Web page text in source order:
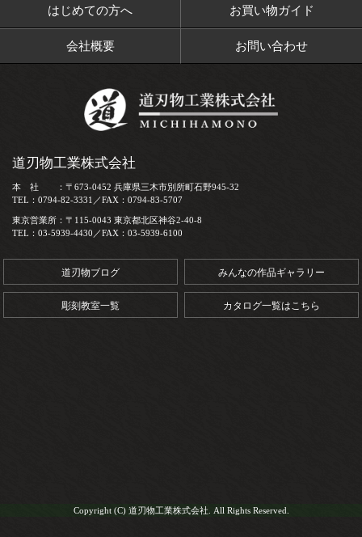
はじめての方へ お買い物ガイド
会社概要 お問い合わせ
道刃物工業株式会社
本 社 ：〒673-0452 兵庫県三木市別所町石野945-32
TEL：0794-82-3331／FAX：0794-83-5707
東京営業所：〒115-0043 東京都北区神谷2-40-8
TEL：03-5939-4430／FAX：03-5939-6100
道刃物ブログ みんなの作品ギャラリー
彫刻教室一覧 カタログ一覧はこちら
Copyright (C) 道刃物工業株式会社. All Rights Reserved.